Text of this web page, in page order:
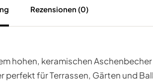
Rezensionen (0)
hohen, keramischen
für Terrassen, Gärten und